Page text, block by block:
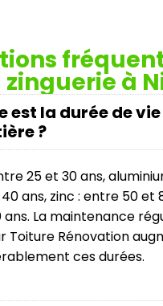
zinguerie à
est la durée de
?
25 et 30 ans,
ans, zinc : entre 50 et
ans. La maintenance
Toiture Rénovation
ces durées.